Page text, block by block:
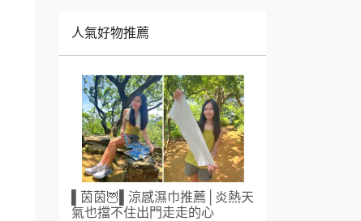
人氣好物推薦
▌茵茵🦉▌涼感濕巾推薦│炎熱天
氣也擋不住出門走走的心